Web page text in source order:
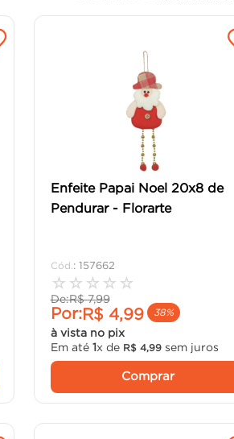
Enfeite Papai Noel 20x8 de
Pendurar - Florarte
: 157662
☆ ☆ ☆ ☆ ☆
De:R$ 7,99
Por:R$ 4,99 38%
à vista no pix
Em até 1x de R$ 4, 99sem juros
Comprar